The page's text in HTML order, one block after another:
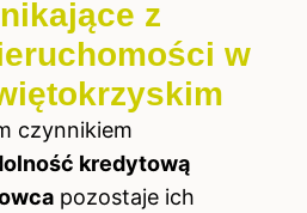
z
w
czynnikiem
kredytową
pozostaje ich